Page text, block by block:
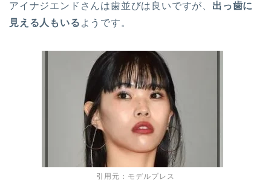
アイナジエンドさんは歯並びは良いですが、 出っ歯に
見える人もいる ようです。
引用元：モデルプレス